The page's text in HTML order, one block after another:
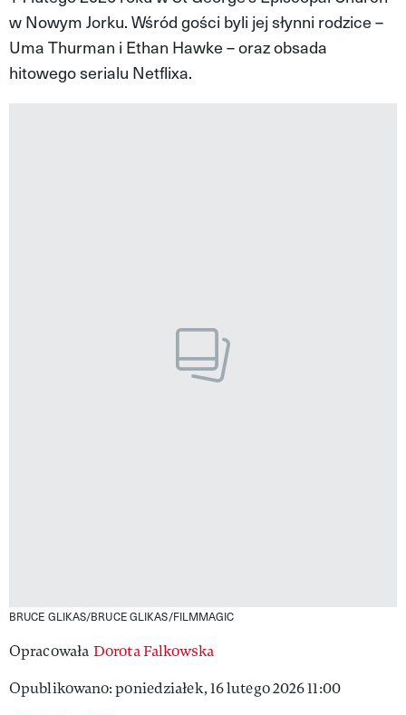
w Nowym Jorku. Wśród gości byli jej słynni rodzice –
Uma Thurman i Ethan Hawke – oraz obsada
hitowego serialu Netflixa.
BRUCE GLIKAS/BRUCE GLIKAS/FILMMAGIC
Opracowała Dorota Falkowska
Opublikowano: poniedziałek, 16 lutego 2026 11:00